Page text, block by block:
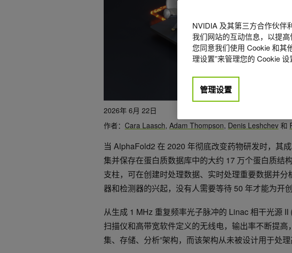
2026年 6月 22日
作者： Cara Laasch, Adam Thompson, Denis Leshchev 和
当 AlphaFold2 在 2020 年彻底改变药物研发时，其
集并保存在蛋白质数据库中的大约 17 万个蛋白质结
支柱，可在创建时处理数据、实时处理重要数据并
器和检测器的兴起，没有人需要等待 50 年才能为开
从生成 1 MHz 重复频率光子脉冲的 Linac 相干光源
扫描仪和高带宽软件定义的无线电，输出率不断提
集、存储、分析”架构，而该架构从未被设计用于处
NVIDIA 及其第三方合作伙伴
我们网站的互动信息，以提
您同意我们使用 Cookie 和其
理设置”来管理您的 Cookie
管理设置